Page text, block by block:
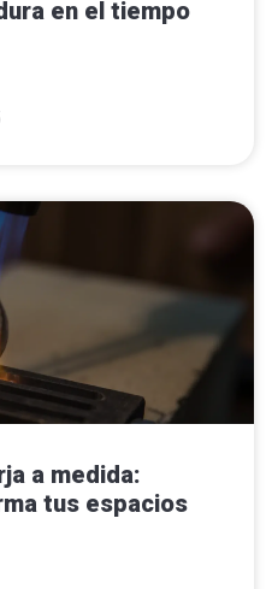
en el tiempo
a medida:
tus espacios